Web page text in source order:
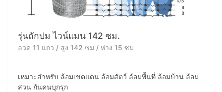
รุ่นถักปม ไวน์แมน 142 ซม.
ลวด 11 แถว / สูง 142 ซม / ห่าง 15 ซม
เหมาะสำหรับ ล้อมเขตแดน ล้อมสัตว์ ล้อมพื้นที่ ล้อมบ้าน ล้อม
สวน กันคนบุกรุก